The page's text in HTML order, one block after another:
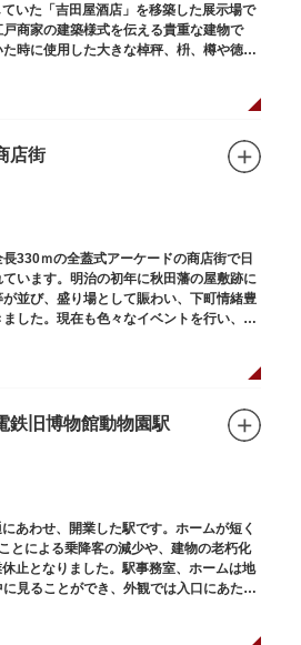
いた「吉田屋酒店」を移築した展示場で
商家の建築様式を伝える貴重な建物で
時に使用した大きな棹秤、枡、樽や徳
示しています。
店街
330ｍの全蓋式アーケードの商店街で日
います。明治の初年に秋田藩の屋敷跡に
並び、盛り場として賑わい、下町情緒豊
した。現在も色々なイベントを行い、住
街です。
鉄旧博物館動物園駅
あわせ、開業した駅です。ホームが短く
とによる乗降客の減少や、建物の老朽化
止となりました。駅事務室、ホームは地
見ることができ、外観では入口にあたる